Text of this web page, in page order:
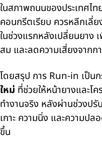
ในสภาพถนนของประเทศไ
คอนกรีตเรียบ ควรหลีกเลี่ย
ในช่วงแรกหลังเปลี่ยนยาง
สม และลดความเสี่ยงจากก
โดยสรุป การ Run-in เป็น
ใหม่ ที่ช่วยให้หน้ายางและโ
ทำงานจริง หลังผ่านช่วงปรั
เกาะ ความนิ่ง และความป
ขึ้น